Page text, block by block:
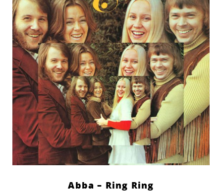
Abba – Ring Ring